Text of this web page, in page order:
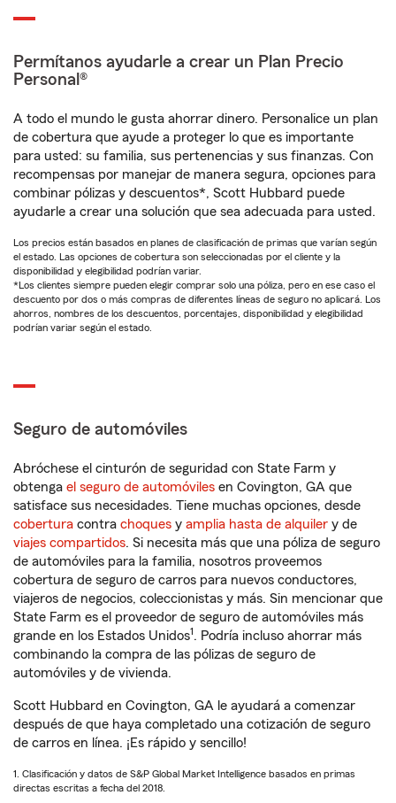
Permítanos ayudarle a crear un Plan Precio
Personal®
A todo el mundo le gusta ahorrar dinero. Personalice un plan
de cobertura que ayude a proteger lo que es importante
para usted: su familia, sus pertenencias y sus finanzas. Con
recompensas por manejar de manera segura, opciones para
combinar pólizas y descuentos*, Scott Hubbard puede
ayudarle a crear una solución que sea adecuada para usted.
Los precios están basados en planes de clasificación de primas que varían según
el estado. Las opciones de cobertura son seleccionadas por el cliente y la
disponibilidad y elegibilidad podrían variar.
*Los clientes siempre pueden elegir comprar solo una póliza, pero en ese caso el
descuento por dos o más compras de diferentes líneas de seguro no aplicará. Los
ahorros, nombres de los descuentos, porcentajes, disponibilidad y elegibilidad
podrían variar según el estado.
Seguro de automóviles
Abróchese el cinturón de seguridad con State Farm y
obtenga el seguro de automóviles en Covington, GA que
satisface sus necesidades. Tiene muchas opciones, desde
cobertura contra choques y amplia hasta de alquiler y de
viajes compartidos. Si necesita más que una póliza de seguro
de automóviles para la familia, nosotros proveemos
cobertura de seguro de carros para nuevos conductores,
viajeros de negocios, coleccionistas y más. Sin mencionar que
State Farm es el proveedor de seguro de automóviles más
grande en los Estados Unidos1. Podría incluso ahorrar más
combinando la compra de las pólizas de seguro de
automóviles y de vivienda.
Scott Hubbard en Covington, GA le ayudará a comenzar
después de que haya completado una cotización de seguro
de carros en línea. ¡Es rápido y sencillo!
1. Clasificación y datos de S&P Global Market Intelligence basados en primas
directas escritas a fecha del 2018.